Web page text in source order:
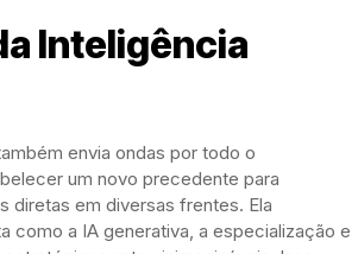
Inteligência
envia ondas por todo o
um novo precedente para
diretas em diversas frentes. Ela
como a IA generativa, a especialização e